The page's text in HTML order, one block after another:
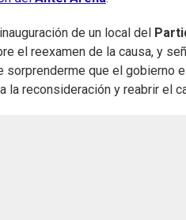
de un local del
el reexamen de la causa, y
sorprenderme que el gobierno
la reconsideración y reabrir el